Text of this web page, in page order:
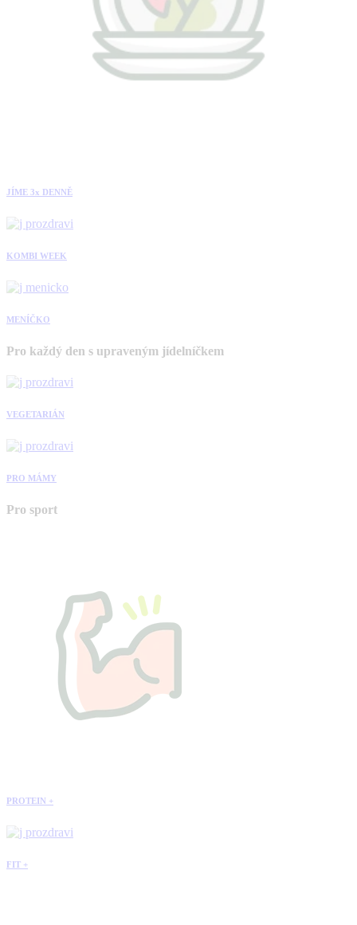
JÍME 3x DENNĚ
KOMBI WEEK
MENÍČKO
Pro každý den s upraveným jídelníčkem
VEGETARIÁN
PRO MÁMY
Pro sport
PROTEIN +
FIT +